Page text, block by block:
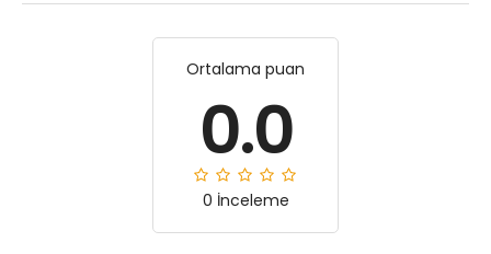
Ortalama puan
0.0
0 İnceleme